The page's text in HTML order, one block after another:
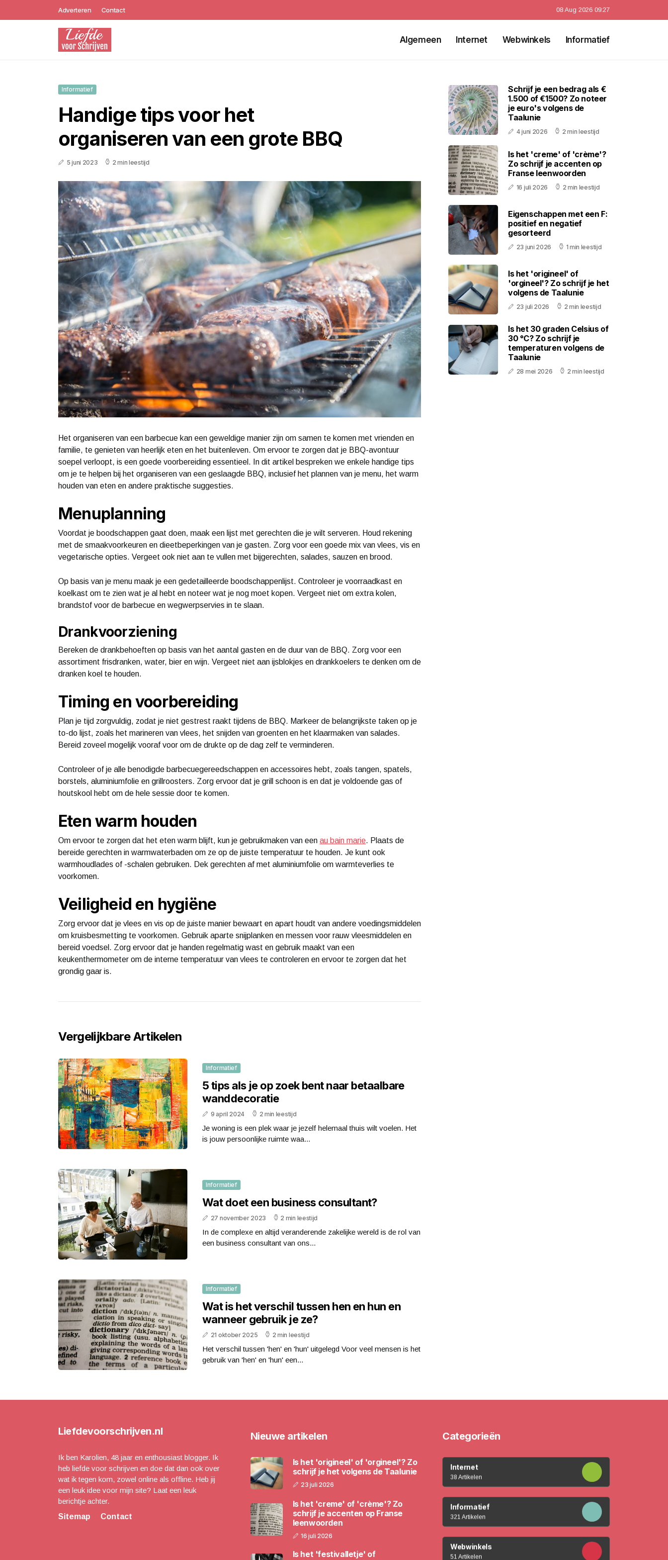
Adverteren Contact 08 Aug 2026 09:27
Algemeen Internet Webwinkels Informatief
Informatief
Handige tips voor het
organiseren van een grote BBQ
5 juni 2023 2 min leestijd
Het organiseren van een barbecue kan een geweldige manier zijn om samen te komen met vrienden en
familie, te genieten van heerlijk eten en het buitenleven. Om ervoor te zorgen dat je BBQ-avontuur
soepel verloopt, is een goede voorbereiding essentieel. In dit artikel bespreken we enkele handige tips
om je te helpen bij het organiseren van een geslaagde BBQ, inclusief het plannen van je menu, het warm
houden van eten en andere praktische suggesties.
Menuplanning
Voordat je boodschappen gaat doen, maak een lijst met gerechten die je wilt serveren. Houd rekening
met de smaakvoorkeuren en dieetbeperkingen van je gasten. Zorg voor een goede mix van vlees, vis en
vegetarische opties. Vergeet ook niet aan te vullen met bijgerechten, salades, sauzen en brood.
Op basis van je menu maak je een gedetailleerde boodschappenlijst. Controleer je voorraadkast en
koelkast om te zien wat je al hebt en noteer wat je nog moet kopen. Vergeet niet om extra kolen,
brandstof voor de barbecue en wegwerpservies in te slaan.
Drankvoorziening
Bereken de drankbehoeften op basis van het aantal gasten en de duur van de BBQ. Zorg voor een
assortiment frisdranken, water, bier en wijn. Vergeet niet aan ijsblokjes en drankkoelers te denken om de
dranken koel te houden.
Timing en voorbereiding
Plan je tijd zorgvuldig, zodat je niet gestrest raakt tijdens de BBQ. Markeer de belangrijkste taken op je
to-do lijst, zoals het marineren van vlees, het snijden van groenten en het klaarmaken van salades.
Bereid zoveel mogelijk vooraf voor om de drukte op de dag zelf te verminderen.
Controleer of je alle benodigde barbecuegereedschappen en accessoires hebt, zoals tangen, spatels,
borstels, aluminiumfolie en grillroosters. Zorg ervoor dat je grill schoon is en dat je voldoende gas of
houtskool hebt om de hele sessie door te komen.
Eten warm houden
Om ervoor te zorgen dat het eten warm blijft, kun je gebruikmaken van een au bain marie. Plaats de
bereide gerechten in warmwaterbaden om ze op de juiste temperatuur te houden. Je kunt ook
warmhoudlades of -schalen gebruiken. Dek gerechten af met aluminiumfolie om warmteverlies te
voorkomen.
Veiligheid en hygiëne
Zorg ervoor dat je vlees en vis op de juiste manier bewaart en apart houdt van andere voedingsmiddelen
om kruisbesmetting te voorkomen. Gebruik aparte snijplanken en messen voor rauw vleesmiddelen en
bereid voedsel. Zorg ervoor dat je handen regelmatig wast en gebruik maakt van een
keukenthermometer om de interne temperatuur van vlees te controleren en ervoor te zorgen dat het
grondig gaar is.
Vergelijkbare Artikelen
Informatief
5 tips als je op zoek bent naar betaalbare
wanddecoratie
9 april 2024 2 min leestijd
Je woning is een plek waar je jezelf helemaal thuis wilt voelen. Het
is jouw persoonlijke ruimte waa...
Informatief
Wat doet een business consultant?
27 november 2023 2 min leestijd
In de complexe en altijd veranderende zakelijke wereld is de rol van
een business consultant van ons...
Informatief
Wat is het verschil tussen hen en hun en
wanneer gebruik je ze?
21 oktober 2025 2 min leestijd
Het verschil tussen 'hen' en 'hun' uitgelegd Voor veel mensen is het
gebruik van 'hen' en 'hun' een...
Schrijf je een bedrag als €
1.500 of €1500? Zo noteer
je euro's volgens de
Taalunie
4 juni 2026 2 min leestijd
Is het 'creme' of 'crème'?
Zo schrijf je accenten op
Franse leenwoorden
16 juli 2026 2 min leestijd
Eigenschappen met een F:
positief en negatief
gesorteerd
23 juni 2026 1 min leestijd
Is het 'origineel' of
'orgineel'? Zo schrijf je het
volgens de Taalunie
23 juli 2026 2 min leestijd
Is het 30 graden Celsius of
30 °C? Zo schrijf je
temperaturen volgens de
Taalunie
28 mei 2026 2 min leestijd
Liefdevoorschrijven.nl
Ik ben Karolien, 48 jaar en enthousiast blogger. Ik
heb liefde voor schrijven en doe dat dan ook over
wat ik tegen kom, zowel online als offline. Heb jij
een leuk idee voor mijn site? Laat een leuk
berichtje achter.
Sitemap
Contact
Nieuwe artikelen
Is het 'origineel' of 'orgineel'? Zo
schrijf je het volgens de Taalunie
23 juli 2026
Is het 'creme' of 'crème'? Zo
schrijf je accenten op Franse
leenwoorden
16 juli 2026
Is het 'festivalletje' of
Categorieën
Internet
38 Artikelen
Informatief
321 Artikelen
Webwinkels
51 Artikelen